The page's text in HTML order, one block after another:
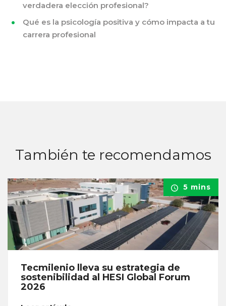
verdadera elección profesional?
Qué es la psicología positiva y cómo impacta a tu
carrera profesional
También te recomendamos
5 mins
Tecmilenio lleva su estrategia de
sostenibilidad al HESI Global Forum
2026